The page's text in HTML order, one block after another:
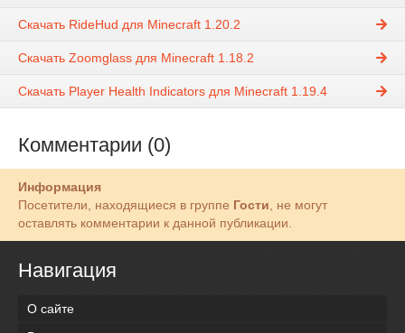
Скачать RideHud для Minecraft 1.20.2
Скачать Zoomglass для Minecraft 1.18.2
Скачать Player Health Indicators для Minecraft 1.19.4
Комментарии (0)
Информация
Посетители, находящиеся в группе Гости, не могут
оставлять комментарии к данной публикации.
Навигация
О сайте